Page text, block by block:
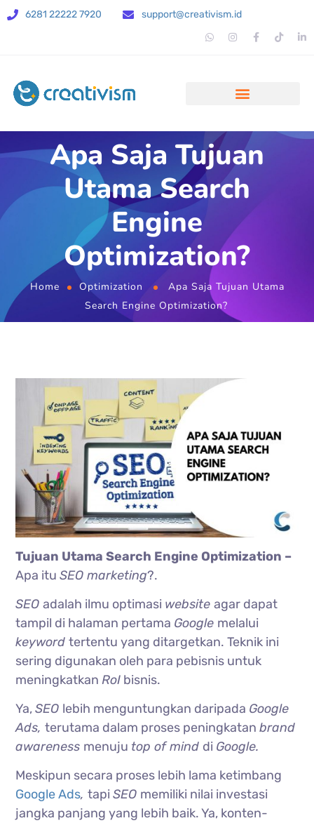
6281 22222 7920 support@creativism.id
Apa Saja Tujuan
Utama Search
Engine
Optimization?
Home Optimization
Apa Saja Tujuan Utama
Search Engine Optimization?
Tujuan Utama Search Engine Optimization –
Apa ituSEO marketing?.
SEOadalah ilmu optimasi websiteagar dapat
tampil di halaman pertama Google melalui
keywordtertentu yang ditargetkan. Teknik ini
sering digunakan oleh para pebisnis untuk
meningkatkanRoI bisnis.
Ya,SEO lebih menguntungkan daripada Google
Ads,terutama dalam proses peningkatanbrand
awareness menuju top of mind di Google.
Meskipun secara proses lebih lama ketimbang
Google Ads,tapiSEO memiliki nilai investasi
jangka panjang yang lebih baik. Ya, konten-